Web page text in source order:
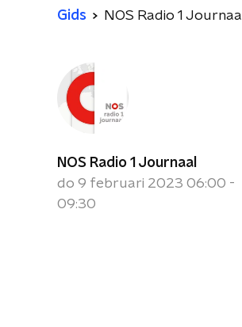
Gids NOS Radio 1 Journaal
NOS Radio 1 Journaal
do 9 februari 2023 06:00 -
09:30